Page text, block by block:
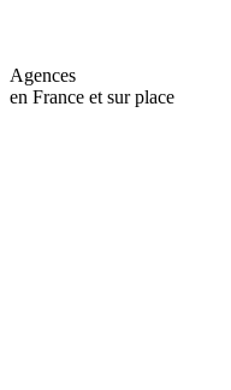
Agences
en France et sur place